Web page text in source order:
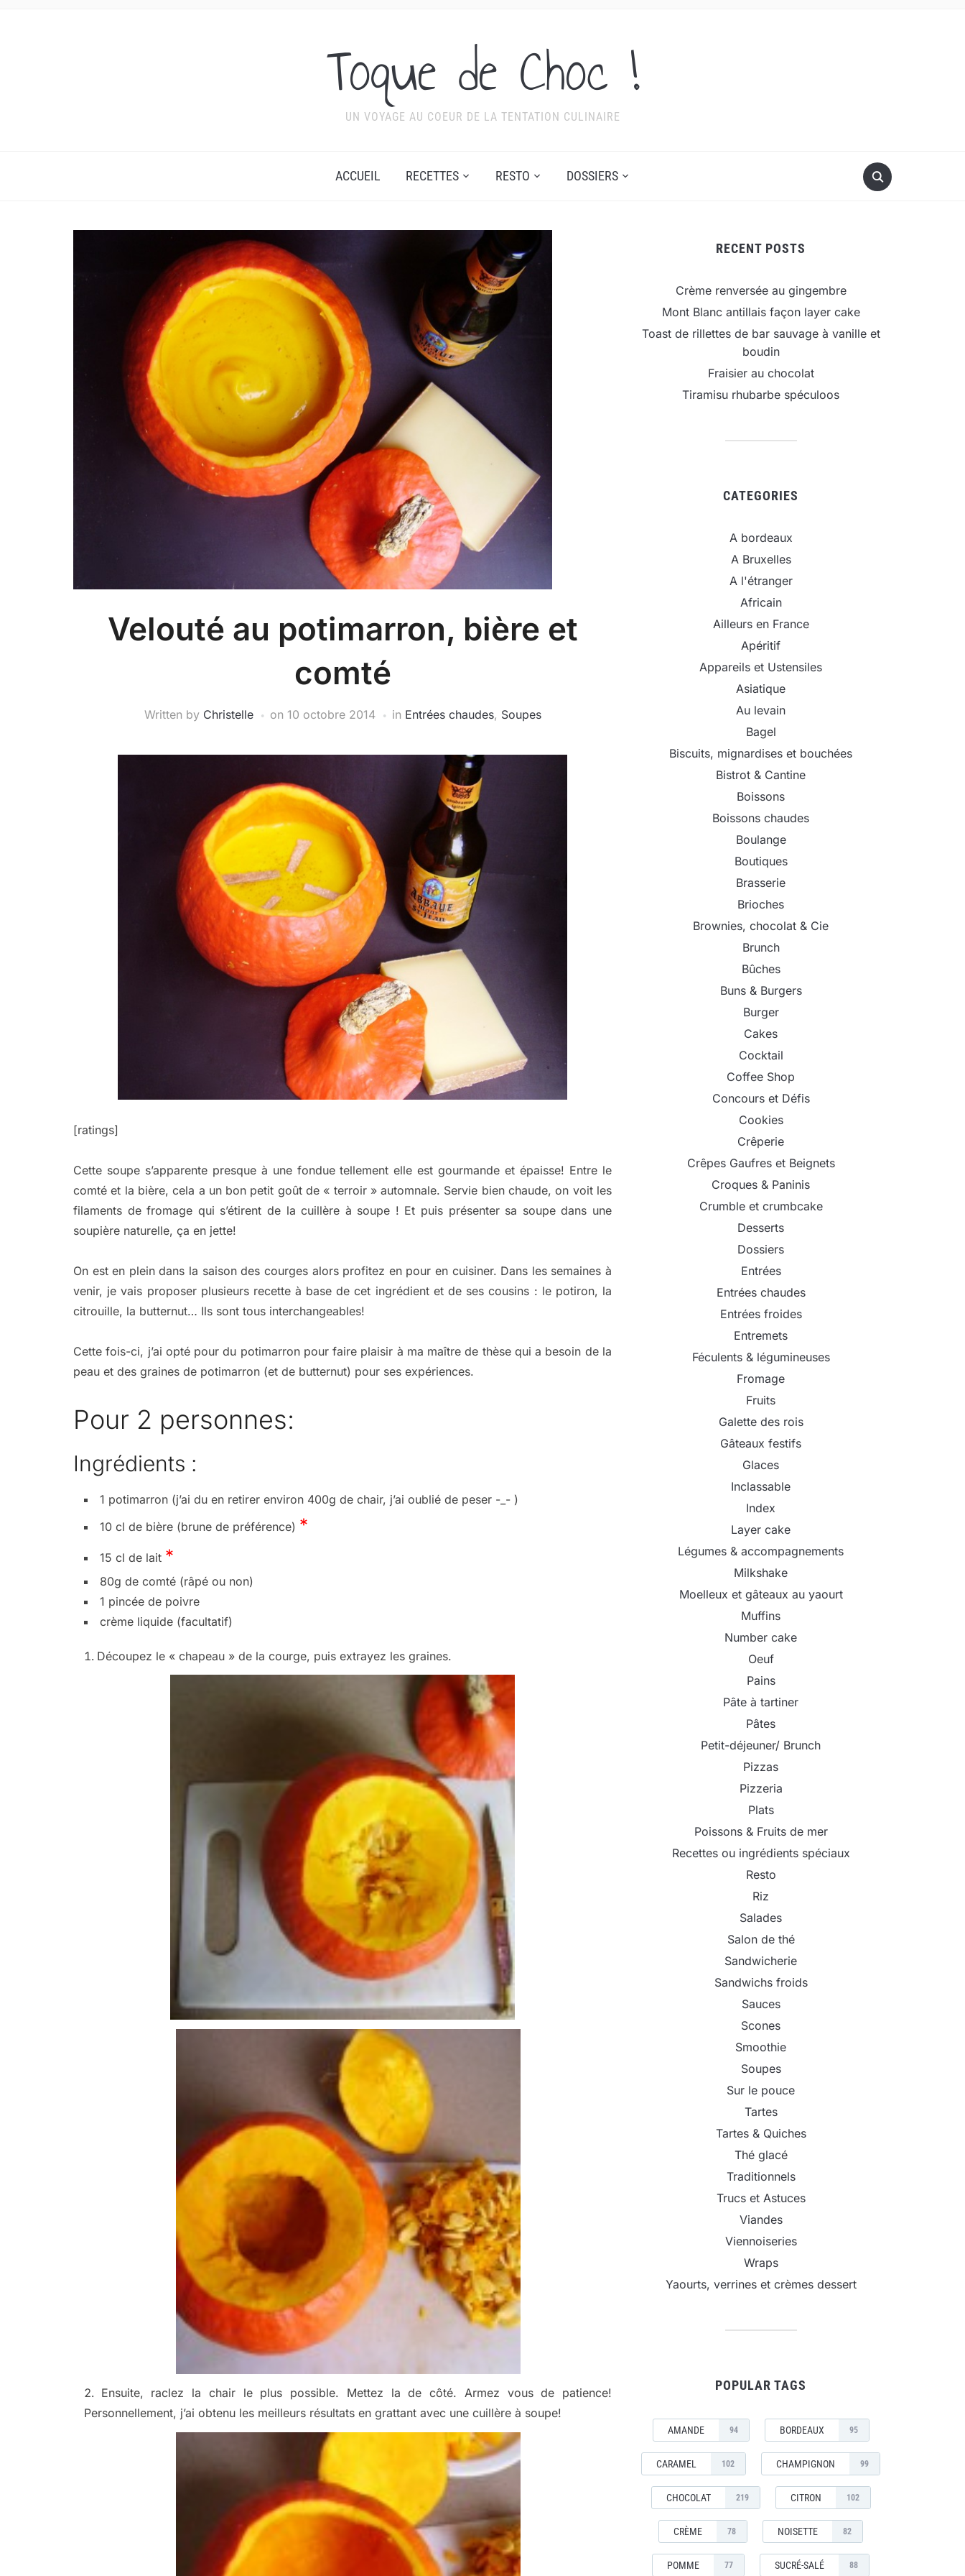
Toque de Choc !
UN VOYAGE AU COEUR DE LA TENTATION CULINAIRE
ACCUEIL RECETTES RESTO DOSSIERS
Velouté au potimarron, bière et
comté
Written by Christelle on 10 octobre 2014 in Entrées chaudes, Soupes
[ratings]
Cette soupe s’apparente presque à une fondue tellement elle est gourmande et épaisse! Entre le
comté et la bière, cela a un bon petit goût de « terroir » automnale. Servie bien chaude, on voit les
filaments de fromage qui s’étirent de la cuillère à soupe ! Et puis présenter sa soupe dans une
soupière naturelle, ça en jette!
On est en plein dans la saison des courges alors profitez en pour en cuisiner. Dans les semaines à
venir, je vais proposer plusieurs recette à base de cet ingrédient et de ses cousins : le potiron, la
citrouille, la butternut… Ils sont tous interchangeables!
Cette fois-ci, j’ai opté pour du potimarron pour faire plaisir à ma maître de thèse qui a besoin de la
peau et des graines de potimarron (et de butternut) pour ses expériences.
Pour 2 personnes:
Ingrédients :
1 potimarron (j’ai du en retirer environ 400g de chair, j’ai oublié de peser -_- )
10 cl de bière (brune de préférence) *
15 cl de lait *
80g de comté (râpé ou non)
1 pincée de poivre
crème liquide (facultatif)
Découpez le « chapeau » de la courge, puis extrayez les graines.
Ensuite, raclez la chair le plus possible. Mettez la de côté. Armez vous de patience!
Personnellement, j’ai obtenu les meilleurs résultats en grattant avec une cuillère à soupe!
RECENT POSTS
Crème renversée au gingembre
Mont Blanc antillais façon layer cake
Toast de rillettes de bar sauvage à vanille et
boudin
Fraisier au chocolat
Tiramisu rhubarbe spéculoos
CATEGORIES
A bordeaux
A Bruxelles
A l'étranger
Africain
Ailleurs en France
Apéritif
Appareils et Ustensiles
Asiatique
Au levain
Bagel
Biscuits, mignardises et bouchées
Bistrot & Cantine
Boissons
Boissons chaudes
Boulange
Boutiques
Brasserie
Brioches
Brownies, chocolat & Cie
Brunch
Bûches
Buns & Burgers
Burger
Cakes
Cocktail
Coffee Shop
Concours et Défis
Cookies
Crêperie
Crêpes Gaufres et Beignets
Croques & Paninis
Crumble et crumbcake
Desserts
Dossiers
Entrées
Entrées chaudes
Entrées froides
Entremets
Féculents & légumineuses
Fromage
Fruits
Galette des rois
Gâteaux festifs
Glaces
Inclassable
Index
Layer cake
Légumes & accompagnements
Milkshake
Moelleux et gâteaux au yaourt
Muffins
Number cake
Oeuf
Pains
Pâte à tartiner
Pâtes
Petit-déjeuner/ Brunch
Pizzas
Pizzeria
Plats
Poissons & Fruits de mer
Recettes ou ingrédients spéciaux
Resto
Riz
Salades
Salon de thé
Sandwicherie
Sandwichs froids
Sauces
Scones
Smoothie
Soupes
Sur le pouce
Tartes
Tartes & Quiches
Thé glacé
Traditionnels
Trucs et Astuces
Viandes
Viennoiseries
Wraps
Yaourts, verrines et crèmes dessert
POPULAR TAGS
AMANDE 94 BORDEAUX 95
CARAMEL 102 CHAMPIGNON 99
CHOCOLAT 219 CITRON 102
CRÈME 78 NOISETTE 82
POMME 77 SUCRÉ-SALÉ 88